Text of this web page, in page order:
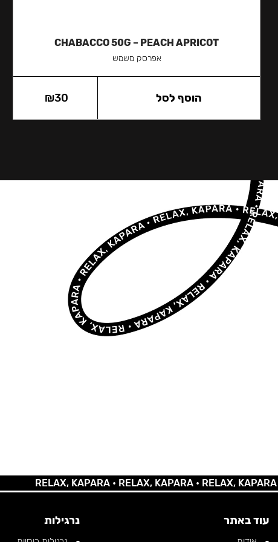
CHABACCO 50G – PEACH APRICOT
אפרסק משמש
₪30 הוסף לסל
RELAX, KAPARA •RELAX, KAPARA •RELAX, KAPARA •
עוד באתר נרגילות